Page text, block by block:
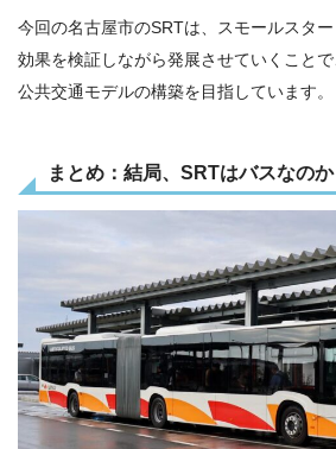
今回の名古屋市のSRTは、スモールスター
効果を検証しながら発展させていくこと
公共交通モデルの構築を目指しています。
まとめ：結局、SRTはバスなのか